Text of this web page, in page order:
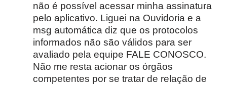
não é possível acessar minha assinatura
pelo aplicativo. Liguei na Ouvidoria e a
msg automática diz que os protocolos
informados não são válidos para ser
avaliado pela equipe FALE CONOSCO.
Não me resta acionar os órgãos
competentes por se tratar de relação de